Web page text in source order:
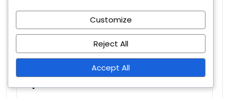
Κανόνες Αλλαγών Προθεσμίας
Εμπορίου: Ορισμοί,
Επιπτώσεις, Στρατηγικές
Ομάδων
Customize
Reject All
Accept All